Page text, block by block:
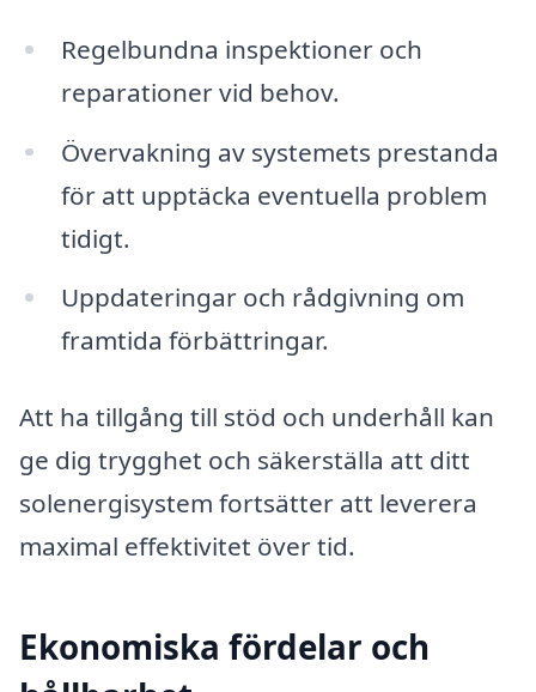
Regelbundna inspektioner och
reparationer vid behov.
Övervakning av systemets prestanda
för att upptäcka eventuella problem
tidigt.
Uppdateringar och rådgivning om
framtida förbättringar.
Att ha tillgång till stöd och underhåll kan
ge dig trygghet och säkerställa att ditt
solenergisystem fortsätter att leverera
maximal effektivitet över tid.
Ekonomiska fördelar och